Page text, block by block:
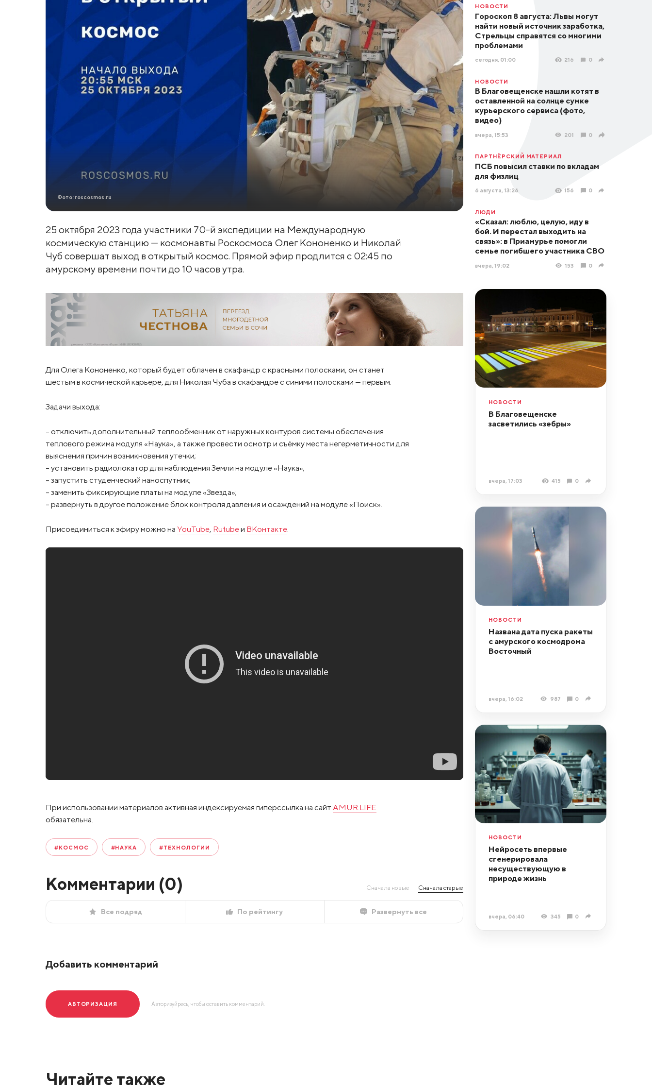
Фото: roscosmos.ru
25 октября 2023 года участники 70-й экспедиции на Международную
космическую станцию — космонавты Роскосмоса Олег Кононенко и Николай
Чуб совершат выход в открытый космос. Прямой эфир продлится с 02:45 по
амурскому времени почти до 10 часов утра.
Для Олега Кононенко, который будет облачен в скафандр с красными полосками, он станет
шестым в космической карьере, для Николая Чуба в скафандре с синими полосками — первым.
Задачи выхода:
- отключить дополнительный теплообменник от наружных контуров системы обеспечения
теплового режима модуля «Наука», а также провести осмотр и съёмку места негерметичности для
выяснения причин возникновения утечки;
- установить радиолокатор для наблюдения Земли на модуле «Наука»;
- запустить студенческий наноспутник;
- заменить фиксирующие платы на модуле «Звезда»;
- развернуть в другое положение блок контроля давления и осаждений на модуле «Поиск».
Присоединиться к эфиру можно на YouTube, Rutubeи ВКонтакте.
При использовании материалов активная индексируемая гиперссылка на сайт AMUR.LIFE
обязательна.
#КОСМОС #НАУКА #ТЕХНОЛОГИИ
Комментарии (0) Сначала новые Сначала старые
Все подряд По рейтингу Развернуть все
Добавить комментарий
АВТОРИЗАЦИЯ Авторизуйресь, чтобы оставить комментарий.
НОВОСТИ
Гороскоп 8 августа: Львы могут
найти новый источник заработка,
Стрельцы справятся со многими
проблемами
сегодня, 01:00 216 0
НОВОСТИ
В Благовещенске нашли котят в
оставленной на солнце сумке
курьерского сервиса (фото,
видео)
вчера, 15:53 201 0
ПАРТНЁРСКИЙ МАТЕРИАЛ
ПСБ повысил ставки по вкладам
для физлиц
6 августа, 13:26 156 0
ЛЮДИ
«Сказал: люблю, целую, иду в
бой. И перестал выходить на
связь»: в Приамурье помогли
семье погибшего участника СВО
вчера, 19:02 153 0
НОВОСТИ
В Благовещенске
засветились «зебры»
вчера, 17:03 415 0
НОВОСТИ
Названа дата пуска ракеты
с амурского космодрома
Восточный
вчера, 16:02 987 0
НОВОСТИ
Нейросеть впервые
сгенерировала
несуществующую в
природе жизнь
вчера, 06:40 345 0
Читайте также